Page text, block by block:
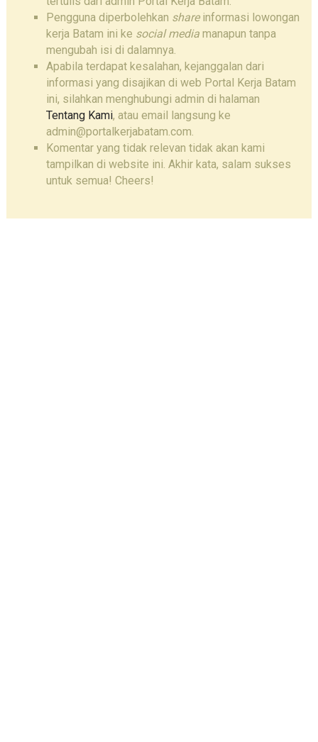
Pengguna diperbolehkan shareinformasi lowongan
kerja Batam ini ke social mediamanapun tanpa
mengubah isi di dalamnya.
Apabila terdapat kesalahan, kejanggalan dari
informasi yang disajikan di web Portal Kerja Batam
ini, silahkan menghubungi admin di halaman
Tentang Kami, atau email langsung ke
admin@portalkerjabatam.com.
Komentar yang tidak relevan tidak akan kami
tampilkan di website ini. Akhir kata, salam sukses
untuk semua! Cheers!